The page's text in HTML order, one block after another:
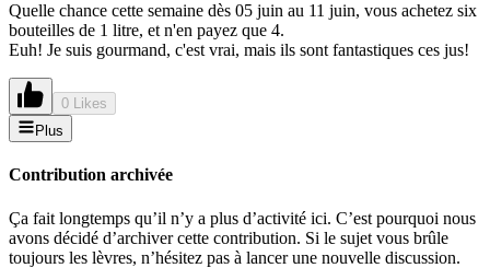
Quelle chance cette semaine dès 05 juin au 11 juin, vous achetez six
bouteilles de 1 litre, et n'en payez que 4.
Euh! Je suis gourmand, c'est vrai, mais ils sont fantastiques ces jus!
0 Likes
Plus
Contribution archivée
Ça fait longtemps qu’il n’y a plus d’activité ici. C’est pourquoi nous
avons décidé d’archiver cette contribution. Si le sujet vous brûle
toujours les lèvres, n’hésitez pas à lancer une nouvelle discussion.